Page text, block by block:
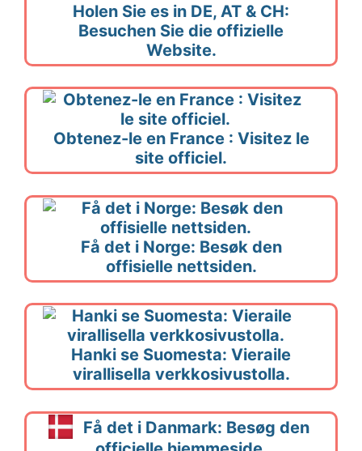
Holen Sie es in DE, AT & CH:
Besuchen Sie die offizielle
Website.
Obtenez-le en France : Visitez le
site officiel.
Få det i Norge: Besøk den
offisielle nettsiden.
Hanki se Suomesta: Vieraile
virallisella verkkosivustolla.
Få det i Danmark: Besøg den